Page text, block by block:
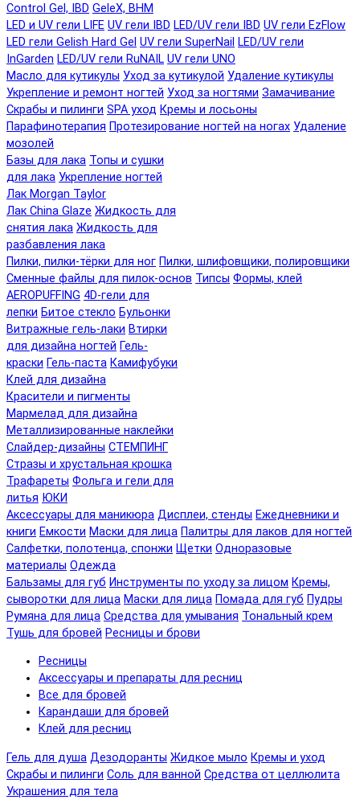
Control Gel, IBD GeleX, BHM
LED и UV гели LIFE UV гели IBD LED/UV гели IBD UV гели EzFlow
LED гели Gelish Hard Gel UV гели SuperNail LED/UV гели
InGarden LED/UV гели RuNAIL UV гели UNO
Масло для кутикулы Уход за кутикулой Удаление кутикулы
Укрепление и ремонт ногтей Уход за ногтями Замачивание
Скрабы и пилинги SPA уход Кремы и лосьоны
Парафинотерапия Протезирование ногтей на ногах Удаление
мозолей
Базы для лака Топы и сушки
для лака Укрепление ногтей
Лак Morgan Taylor
Лак China Glaze Жидкость для
снятия лака Жидкость для
разбавления лака
Пилки, пилки-тёрки для ног Пилки, шлифовщики, полировщики
Сменные файлы для пилок-основ Типсы Формы, клей
AEROPUFFING 4D-гели для
лепки Битое стекло Бульонки
Витражные гель-лаки Втирки
для дизайна ногтей Гель-
краски Гель-паста Камифубуки
Клей для дизайна
Красители и пигменты
Мармелад для дизайна
Металлизированные наклейки
Слайдер-дизайны СТЕМПИНГ
Стразы и хрустальная крошка
Трафареты Фольга и гели для
литья ЮКИ
Аксессуары для маникюра Дисплеи, стенды Ежедневники и
книги Емкости Маски для лица Палитры для лаков для ногтей
Салфетки, полотенца, спонжи Щетки Одноразовые
материалы Одежда
Бальзамы для губ Инструменты по уходу за лицом Кремы,
сыворотки для лица Маски для лица Помада для губ Пудры
Румяна для лица Средства для умывания Тональный крем
Тушь для бровей Ресницы и брови
Ресницы
Аксессуары и препараты для ресниц
Все для бровей
Карандаши для бровей
Клей для ресниц
Гель для душа Дезодоранты Жидкое мыло Кремы и уход
Скрабы и пилинги Соль для ванной Средства от целлюлита
Украшения для тела